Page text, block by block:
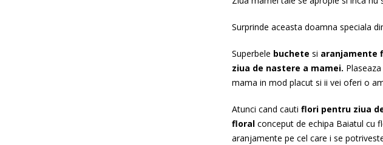
Surprinde aceasta doamna speciala
Superbele buchete si aranjamente
ziua de nastere a mamei.
mama in mod placut si ii vei oferi o
Atunci cand cauti flori pentru ziua
floral conceput de echipa Baiatul cu
aranjamente pe cel care i se